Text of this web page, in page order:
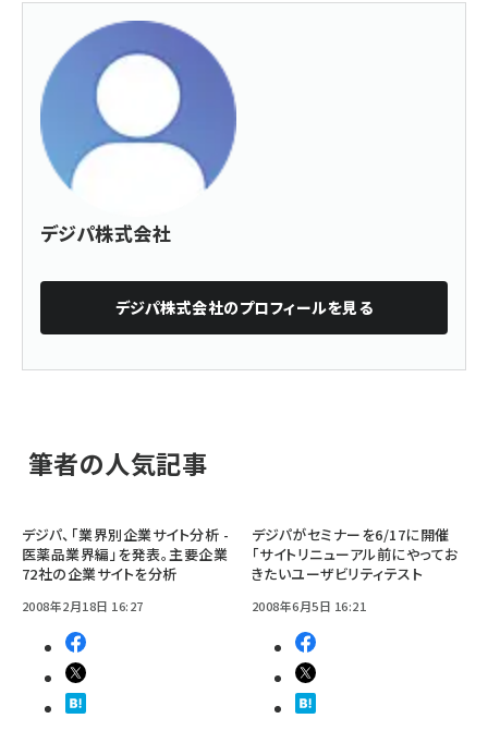
デジパ株式会社
デジパ株式会社のプロフィールを見る
筆者の人気記事
デジパ、「業界別企業サイト分析 -
医薬品業界編」を発表。主要企業
72社の企業サイトを分析
2008年2月18日 16:27
デジパがセミナーを6/17に開催
「サイトリニューアル前にやってお
きたいユーザビリティテスト
2008年6月5日 16:21